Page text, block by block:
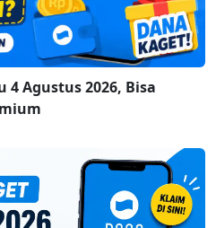
4 Agustus 2026, Bisa